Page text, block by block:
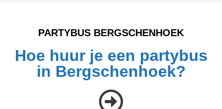
PARTYBUS BERGSCHENHOEK
Hoe huur je een partybus
in Bergschenhoek?